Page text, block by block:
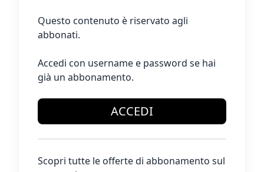
Questo contenuto è riservato agli
abbonati.
Accedi con username e password se hai
già un abbonamento.
ACCEDI
Scopri tutte le offerte di abbonamento sul